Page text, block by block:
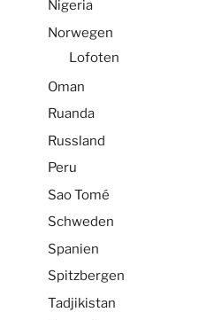
Nigeria
Norwegen
Lofoten
Oman
Ruanda
Russland
Peru
Sao Tomé
Schweden
Spanien
Spitzbergen
Tadjikistan